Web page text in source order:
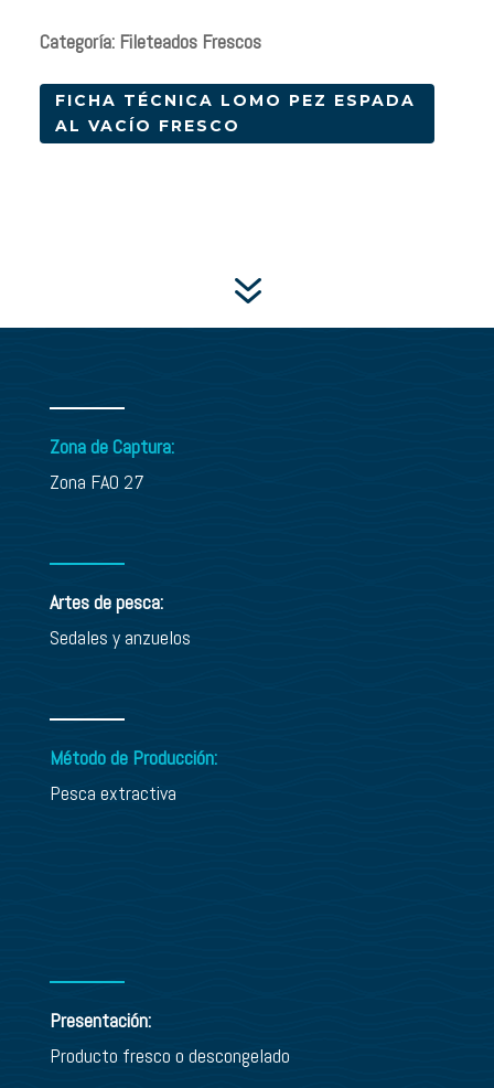
Categoría: Fileteados Frescos
FICHA TÉCNICA LOMO PEZ ESPADA
AL VACÍO FRESCO
7
Zona de Captura:
Zona FAO 27
Artes de pesca:
Sedales y anzuelos
Método de Producción:
Pesca extractiva
Presentación:
Producto fresco o descongelado